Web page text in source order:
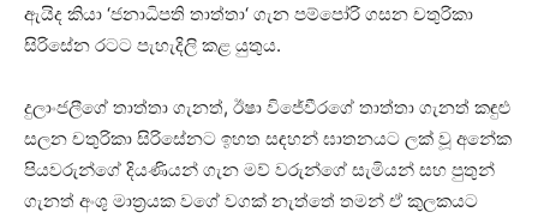
ඇයිද කියා ‘ජනාධිපති තාත්තා‘ ගැන පම්පෝරි ගසන චතුරිකා
සිරිසේන රටට පැහැදිලි කළ යුතුය.
දුලාංජලීගේ තාත්තා ගැනත්, ඊෂා විජේවීරගේ තාත්තා ගැනත් කඳුළු
සලන චතුරිකා සිරිසේනට ඉහත සඳහන් ඝාතනයට ලක් වූ අනේක
පියවරුන්ගේ දියණියන් ගැන මව් වරුන්ගේ සැමියන් සහ පුතුන්
ගැනත් අංශු මාත්‍රයක වගේ වගක් නැත්තේ තමන් ඒ කුලකයට